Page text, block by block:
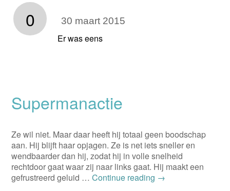
0 30 maart 2015
Er was eens
Supermanactie
Ze wil niet. Maar daar heeft hij totaal geen boodschap
aan. Hij blijft haar opjagen. Ze is net iets sneller en
wendbaarder dan hij, zodat hij in volle snelheid
rechtdoor gaat waar zij naar links gaat. Hij maakt een
gefrustreerd geluid …Continue reading →